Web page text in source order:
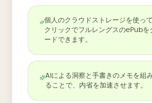
個人のクラウドストレージを使っ
クリックでフルレングスのePubを
ードできます。
AIによる洞察と手書きのメモを組
ることで、内省を加速させます。